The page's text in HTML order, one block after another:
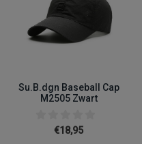
Su.B.dgn Baseball Cap
M2505 Zwart
€18,95